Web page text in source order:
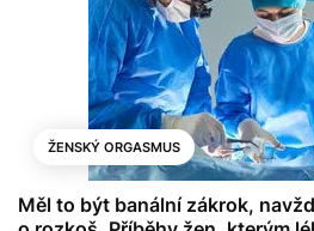
ŽENSKÝ ORGASMUS
Měl to být banální zákrok,